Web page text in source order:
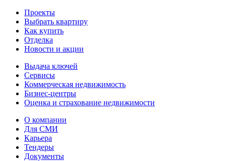
Проекты
Выбрать квартиру
Как купить
Отделка
Новости и акции
Выдача ключей
Сервисы
Коммерческая недвижимость
Бизнес-центры
Оценка и страхование недвижимости
О компании
Для СМИ
Карьера
Тендеры
Документы